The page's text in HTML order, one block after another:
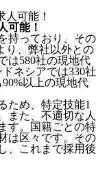
可能！
持っており、その
り、弊社以外との
は580社の現地代
ネシアでは330社
以上の現地代
ため、特定技能1
また、不適切な人
す。国籍ごとの特
は区々です。その
、これまで採用後